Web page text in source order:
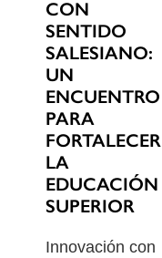
CON
SENTIDO
SALESIANO:
UN
ENCUENTRO
PARA
FORTALECER
LA
EDUCACIÓN
SUPERIOR
Innovación con